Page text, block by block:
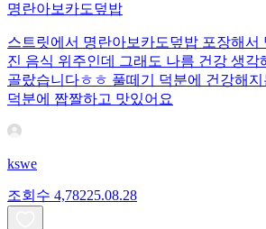
명란아보카도덮밥
스트릿에서 명란아보카도덮밥 포장해서
진 음식 위주인데 그래도 나름 건강 생각
골랐습니다ㅎㅎ 풀떼기 덕분에 건강해
덕분에 짭짤하고 맛있어요
kswe
조회수 4,78225.08.28